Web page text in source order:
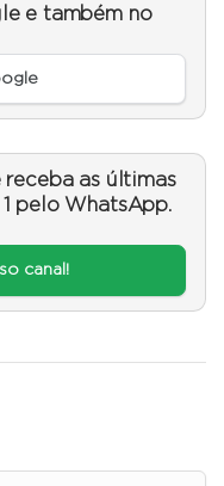
e também no
receba as últimas
pelo WhatsApp.
canal!